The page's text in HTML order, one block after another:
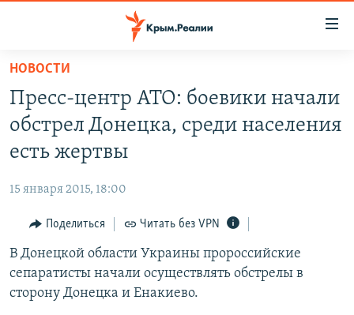
Вернуться
основному
содержанию
Вернутся
главной
навигации
Вернутся
поиску
СПЕЦПРОЕКТЫ
11 ЛЕТ ОККУПАЦИИ КРЫМА. 11 ИСТОРИЙ СОПРОТИВЛЕНИЯ
ЕЩЕ
ИНТЕРАКТИВ
ИНФОГРАФИКА
ТЕЛЕПРОЕКТ КРЫМ.РЕАЛИИ
РАДІО СВОБОДА
КАК ОБОЙТИ БЛОКИРОВКУ
Українською
НОВОСТИ
Пресс-центр АТО: боевики начали
обстрел Донецка, среди населения
есть жертвы
15 января 2015, 18:00
Поделиться Читать без VPN
В Донецкой области Украины пророссийские
сепаратисты начали осуществлять обстрелы в
сторону Донецка и Енакиево.